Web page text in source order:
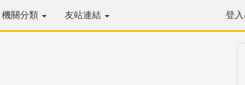
機關分類 友站連結 登